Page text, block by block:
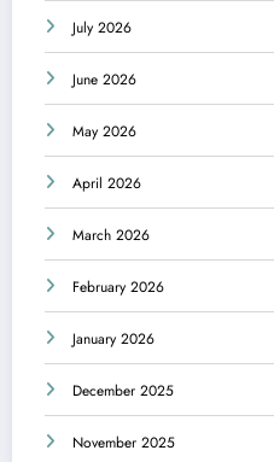
July 2026
June 2026
May 2026
April 2026
March 2026
February 2026
January 2026
December 2025
November 2025